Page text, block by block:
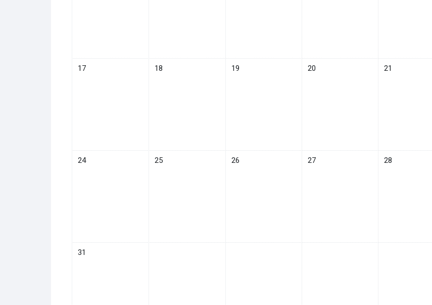
イベントなし 2025年 08月 17日
17 イベントなし 2025年 08月 18日
18 イベントなし 2025年 08月 19日
19 イベントなし 2025年 08月 20日
20 イベントなし
21
イベントなし 2025年 08月 24日
24 イベントなし 2025年 08月 25日
25 イベントなし 2025年 08月 26日
26 イベントなし 2025年 08月 27日
27 イベントなし
28
イベントなし 2025年 08月 31日
31